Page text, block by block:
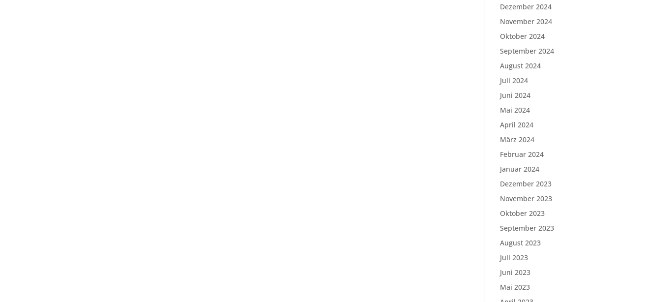
Dezember 2024
November 2024
Oktober 2024
September 2024
August 2024
Juli 2024
Juni 2024
Mai 2024
April 2024
März 2024
Februar 2024
Januar 2024
Dezember 2023
November 2023
Oktober 2023
September 2023
August 2023
Juli 2023
Juni 2023
Mai 2023